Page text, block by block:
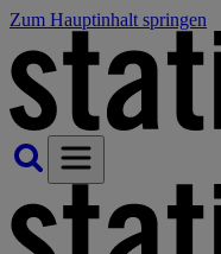
Zum Hauptinhalt springen